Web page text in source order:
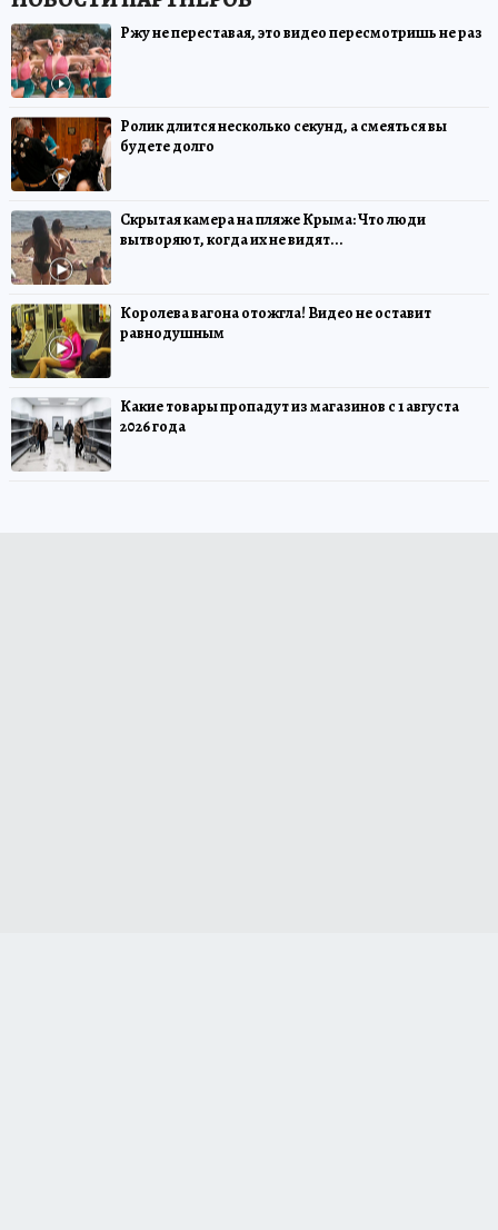
Ржу не переставая, это видео пересмотришь не раз
Ролик длится несколько секунд, а смеяться вы
будете долго
Скрытая камера на пляже Крыма: Что люди
вытворяют, когда их не видят...
Королева вагона отожгла! Видео не оставит
равнодушным
Какие товары пропадут из магазинов с 1 августа
2026 года